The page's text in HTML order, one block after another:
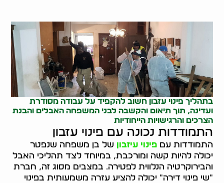
בתהליך פינוי עזבון חשוב להקפיד על עבודה מסודרת
ועדינה, תוך תיאום והקשבה לבני המשפחה האבלים והבנת
הצרכים והרגישויות הייחודיות
התמודדות נכונה עם פינוי עזבון
התמודדות עםפינוי עיזבון של בן משפחה שנפטר
יכולה להיות קשה ומורכבת, במיוחד לצד תהליכי האבל
והבירוקרטיה הנלווית לפטירה. במצבים מסוג זה, חברת
"שי פינוי דירה" יכולה להציע עזרה משמעותית בפינוי